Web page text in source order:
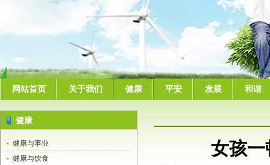
网站首页 关于我们 健康 平安 发展 和谐
健康
健康与事业
健康与饮食
女孩一